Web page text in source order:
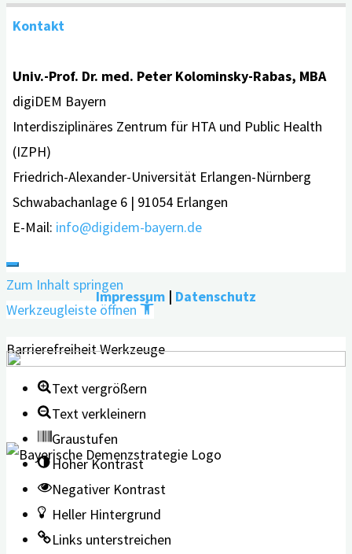
Kontakt
Univ.-Prof. Dr. med. Peter Kolominsky-Rabas, MBA
digiDEM Bayern
Interdisziplinäres Zentrum für HTA und Public Health
(IZPH)
Friedrich-Alexander-Universität Erlangen-Nürnberg
Schwabachanlage 6 | 91054 Erlangen
E-Mail: info@digidem-bayern.de
Impressum | Datenschutz
Zum Inhalt springen
Werkzeugleiste öffnen
Barrierefreiheit Werkzeuge
Text vergrößern
Text verkleinern
Graustufen
Hoher Kontrast
Negativer Kontrast
Heller Hintergrund
Links unterstreichen